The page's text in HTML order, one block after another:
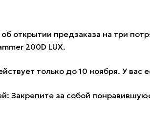
открытии предзаказа на три
200D LUX.
только до 10 ноября. У вас
Закрепите за собой